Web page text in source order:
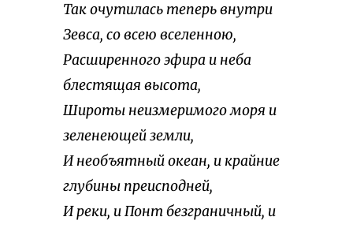
Так очутилась теперь внутри
Зевса, со всею вселенною,
Расширенного эфира и неба
блестящая высота,
Широты неизмеримого моря и
зеленеющей земли,
И необъятный океан, и крайние
глубины преисподней,
И реки, и Понт безграничный, и